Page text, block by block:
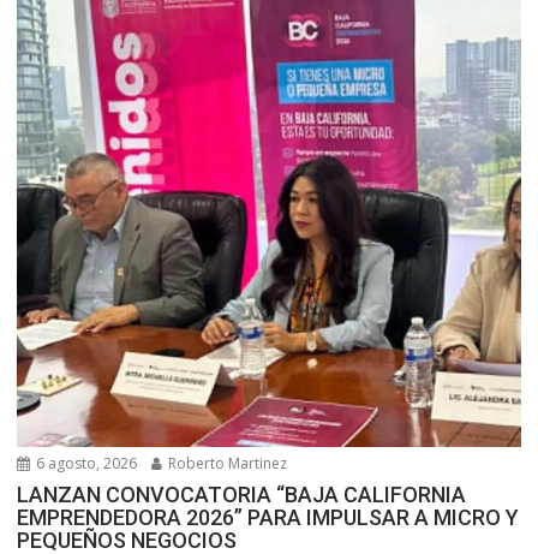
6 agosto, 2026 Roberto Martinez
LANZAN CONVOCATORIA “BAJA CALIFORNIA
EMPRENDEDORA 2026” PARA IMPULSAR A MICRO Y
PEQUEÑOS NEGOCIOS